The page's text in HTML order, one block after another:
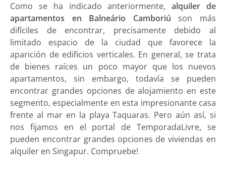
Como se ha indicado anteriormente, alquiler de
apartamentos en Balneário Camboriú son más
difíciles de encontrar, precisamente debido al
limitado espacio de la ciudad que favorece la
aparición de edificios verticales. En general, se trata
de bienes raíces un poco mayor que los nuevos
apartamentos, sin embargo, todavía se pueden
encontrar grandes opciones de alojamiento en este
segmento, especialmente en esta impresionante casa
frente al mar en la playa Taquaras. Pero aún así, si
nos fijamos en el portal de TemporadaLivre, se
pueden encontrar grandes opciones de viviendas en
alquiler en Singapur. Compruebe!